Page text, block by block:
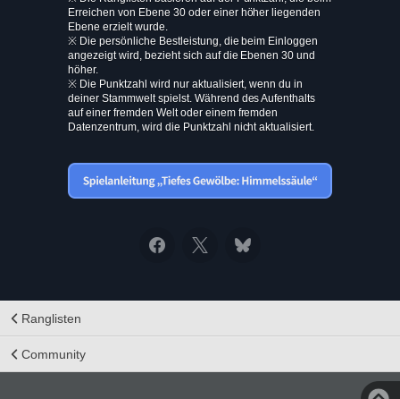
Erreichen von Ebene 30 oder einer höher liegenden
Ebene erzielt wurde.
※ Die persönliche Bestleistung, die beim Einloggen
angezeigt wird, bezieht sich auf die Ebenen 30 und
höher.
※ Die Punktzahl wird nur aktualisiert, wenn du in
deiner Stammwelt spielst. Während des Aufenthalts
auf einer fremden Welt oder einem fremden
Datenzentrum, wird die Punktzahl nicht aktualisiert.
Ranglisten
Community